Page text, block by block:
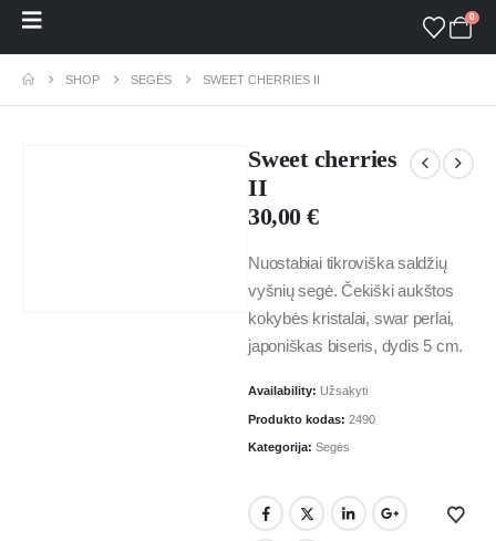
0
SHOP SEGĖS SWEET CHERRIES II
Sweet cherries
II
30,00€
Nuostabiai tikroviška saldžių
vyšnių segė. Čekiški aukštos
kokybės kristalai, swar perlai,
japoniškas biseris, dydis 5 cm.
Availability: Užsakyti
Produkto kodas: 2490
Kategorija: Segės